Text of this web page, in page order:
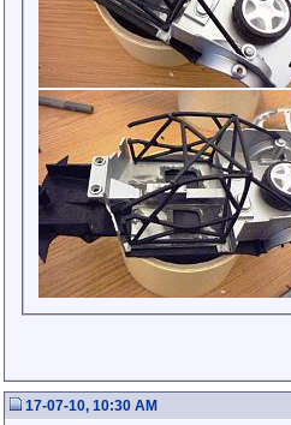
17-07-10, 10:30 AM